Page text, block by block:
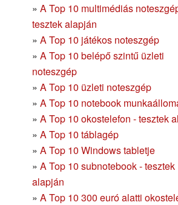
» A Top 10 multimédiás
tesztek alapján
» A Top 10 játékos noteszgép
» A Top 10 belépő szintű üzleti
noteszgép
» A Top 10 üzleti noteszgép
» A Top 10 notebook
» A Top 10 okostelefon - tesztek
» A Top 10 táblagép
» A Top 10 Windows tabletje
» A Top 10 subnotebook - tesztek
alapján
» A Top 10 300 euró alatti